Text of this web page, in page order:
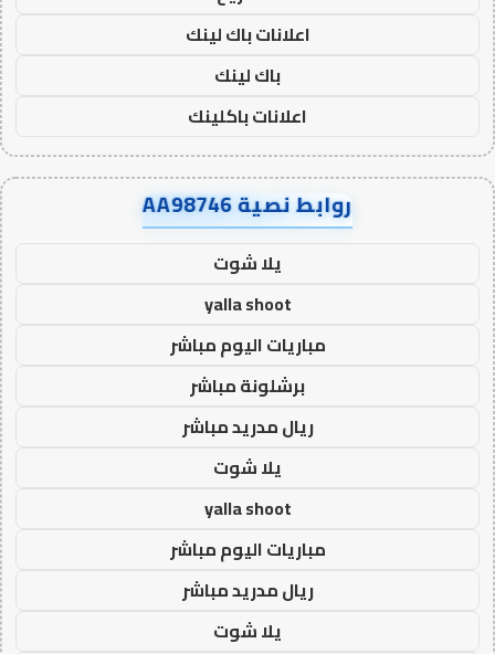
اعلانات باك لينك
باك لينك
اعلانات باكلينك
روابط نصية AA98746
يلا شوت
yalla shoot
مباريات اليوم مباشر
برشلونة مباشر
ريال مدريد مباشر
يلا شوت
yalla shoot
مباريات اليوم مباشر
ريال مدريد مباشر
يلا شوت